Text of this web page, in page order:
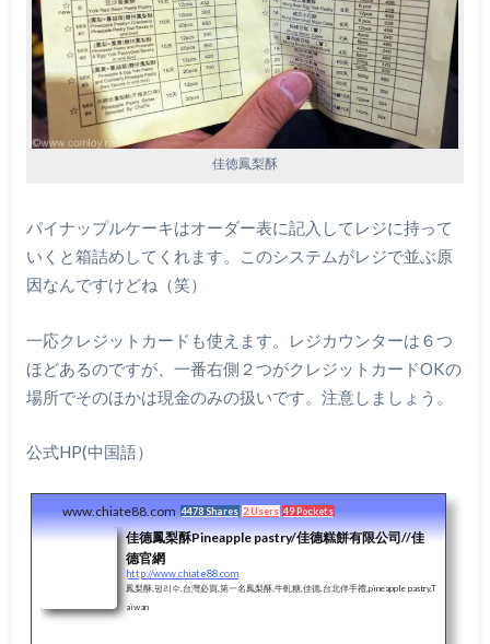
佳徳鳳梨酥
パイナップルケーキはオーダー表に記入してレジに持って
いくと箱詰めしてくれます。このシステムがレジで並ぶ原
因なんですけどね（笑）
一応クレジットカードも使えます。レジカウンターは６つ
ほどあるのですが、一番右側２つがクレジットカードOKの
場所でそのほかは現金のみの扱いです。注意しましょう。
公式HP(中国語）
www.chiate88.com 4478 Shares 2 Users 49 Pockets
佳德鳳梨酥Pineapple pastry/佳德糕餅有限公司//佳
德官網
http://www.chiate88.com
鳳梨酥,펑리수,台灣必買,第一名鳳梨酥,牛軋糖,佳德,台北伴手禮,pineapple pastry,T
aiwan